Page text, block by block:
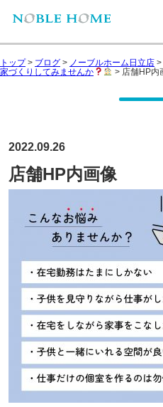
トップ> ブログ > ノーブルホーム日立店 >
家づくりしてみませんか
> 店舗HP内
2022.09.26
店舗HP内画像